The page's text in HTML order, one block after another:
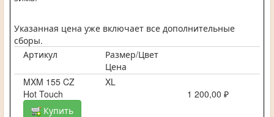
Указанная цена уже включает все дополнительные
сборы.
Артикул
Размер/Цвет
Цена
MXM 155 CZ
Hot Touch
XL
1 200,00 ₽
Купить